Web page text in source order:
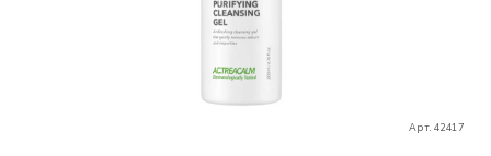
Арт. 42417